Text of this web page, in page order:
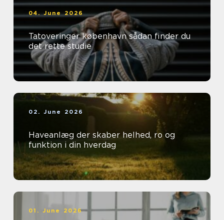
04. June 2026
Tatoveringer københavn sådan finder du
det rette studie
02. June 2026
Haveanlæg der skaber helhed, ro og
funktion i din hverdag
01. June 2026